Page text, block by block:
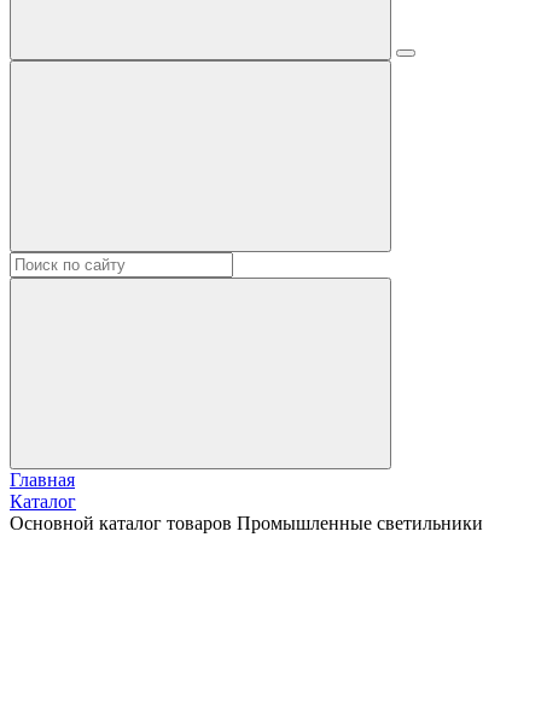
Главная
Каталог
Основной каталог товаров Промышленные светильники